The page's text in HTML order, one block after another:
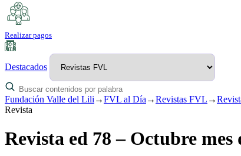
Realizar pagos
Destacados
Fundación Valle del Lili →FVL al Día →Revistas FVL →
Revista
Revista ed 78 – Octubre